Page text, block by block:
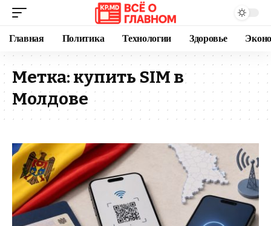
Главная Политика Технологии Здоровье
Метка: купить SIM в
Молдове